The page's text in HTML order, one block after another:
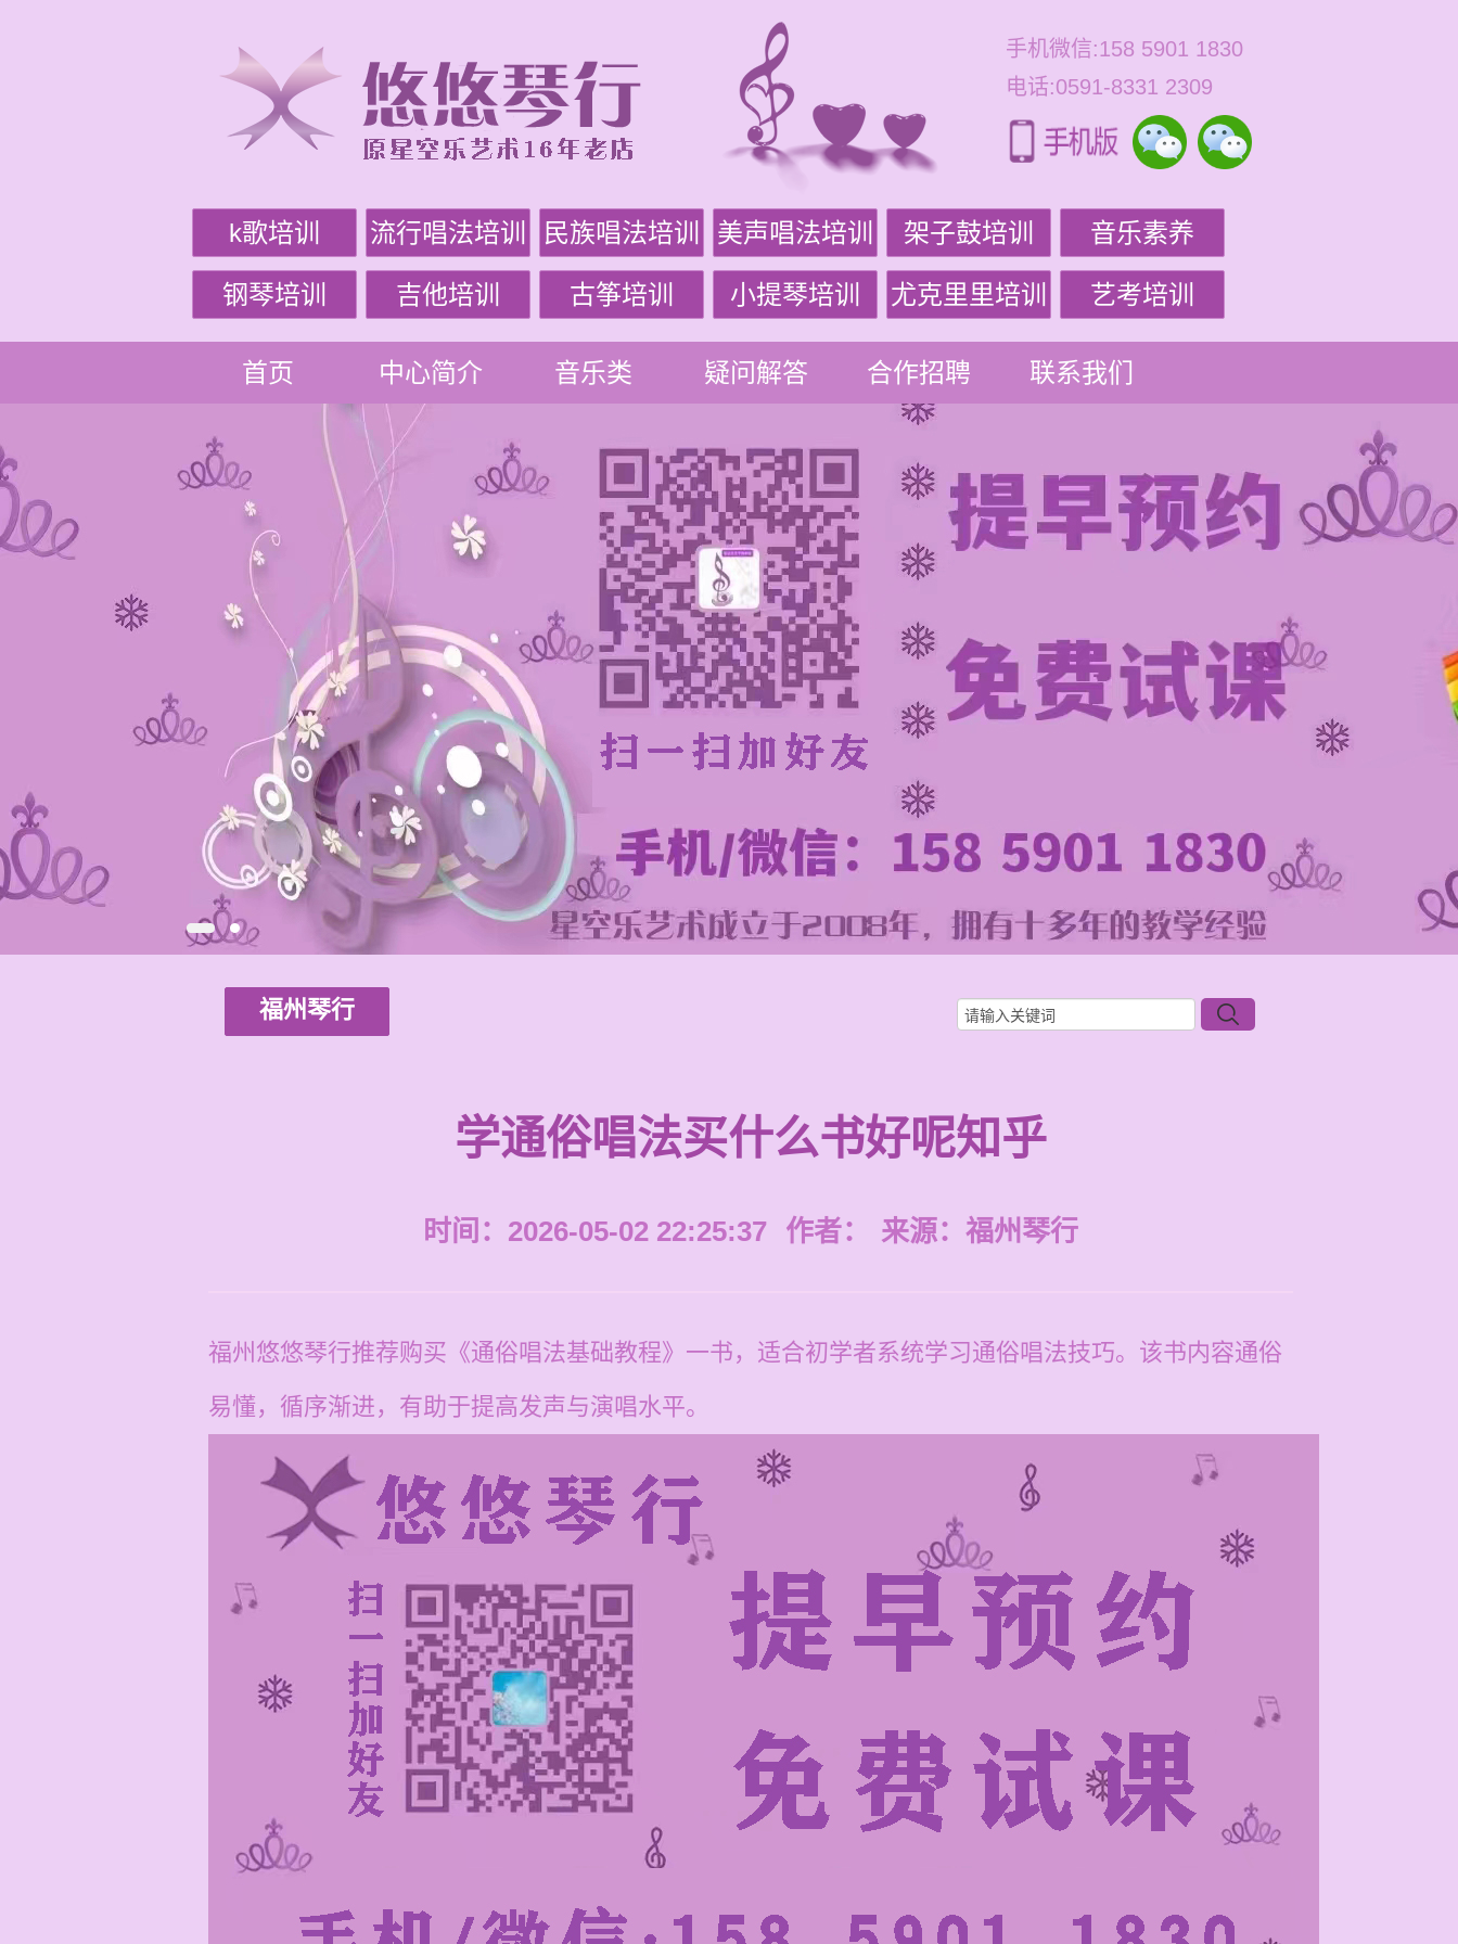
手机微信:158 5901 1830
电话:0591-8331 2309
k歌培训 流行唱法培训 民族唱法培训 美声唱法培训 架子鼓培训 音乐素养
钢琴培训 吉他培训 古筝培训 小提琴培训 尤克里里培训 艺考培训
首页 中心简介 音乐类 疑问解答 合作招聘 联系我们
福州琴行
学通俗唱法买什么书好呢知乎
时间：2026-05-02 22:25:37 作者： 来源： 福州琴行
福州悠悠琴行推荐购买《通俗唱法基础教程》一书，适合初学者系统学习通俗唱法技巧。该书内容通俗
易懂，循序渐进，有助于提高发声与演唱水平。